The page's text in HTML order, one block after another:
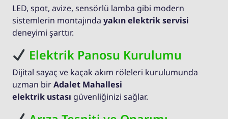
LED, spot, avize, sensörlü lamba gibi modern
sistemlerin montajında yakın elektrik servisi
deneyimi şarttır.
Elektrik Panosu Kurulumu
Dijital sayaç ve kaçak akım röleleri kurulumunda
uzman birAdalet Mahallesi
elektrik ustası güvenliğinizi sağlar.